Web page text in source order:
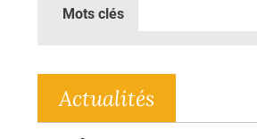
Mots clés
Actualités